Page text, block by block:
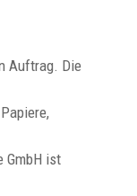
Auftrag. Die
GmbH ist